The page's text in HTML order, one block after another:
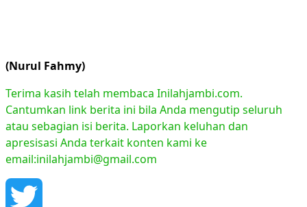
(Nurul Fahmy)
Terima kasih telah membaca Inilahjambi.com.
Cantumkan link berita ini bila Anda mengutip seluruh
atau sebagian isi berita. Laporkan keluhan dan
apresisasi Anda terkait konten kami ke
email:inilahjambi@gmail.com